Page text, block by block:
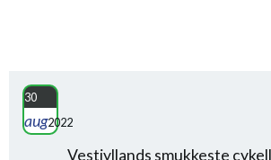
30
aug2022
Vestjyllands smukkeste